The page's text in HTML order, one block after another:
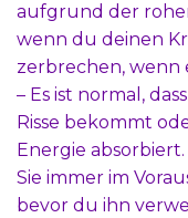
aufgrund der
wenn du deinen
zerbrechen,
– Es ist normal,
Risse bekommt
Energie
Sie immer im
bevor du ihn